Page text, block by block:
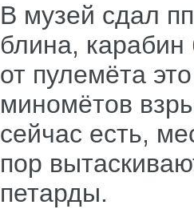
В музей сдал
блина, карабин
от пулемёта
миномётов
сейчас есть,
пор
петарды.